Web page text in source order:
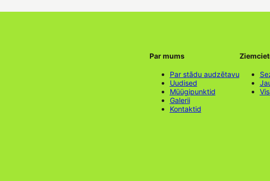
Par mums
Par stādu audzētavu
Uudised
Müügipunktid
Galerii
Kontaktid